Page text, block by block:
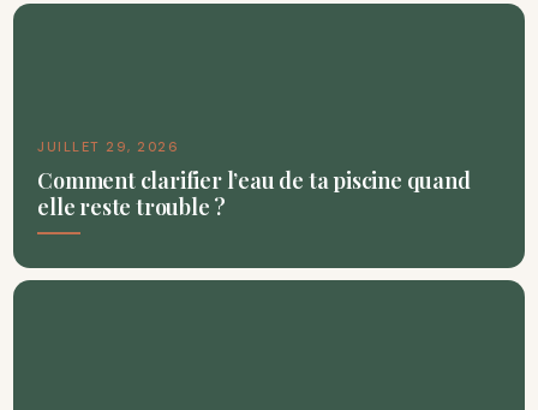
JUILLET 29, 2026
Comment clarifier l’eau de ta piscine quand
elle reste trouble ?